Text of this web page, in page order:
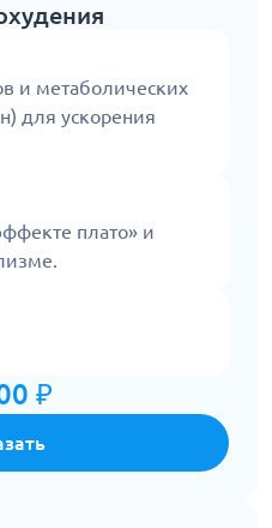
и метаболических
для ускорения
плато» и
₽